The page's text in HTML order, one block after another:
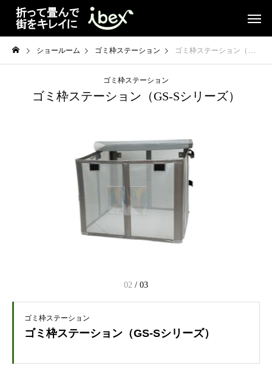
ショールーム ゴミ枠ステーション ゴミ枠ステーション（GS-Sシリーズ）
ゴミ枠ステーション
ゴミ枠ステーション（GS-Sシリーズ）
02 / 03
ゴミ枠ステーション
ゴミ枠ステーション（GS-Sシリーズ）